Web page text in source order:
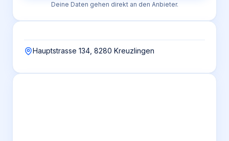
Deine Daten gehen direkt an den Anbieter.
Hauptstrasse 134, 8280 Kreuzlingen